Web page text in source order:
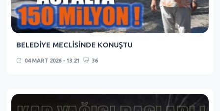
BELEDİYE MECLİSİNDE KONUŞTU
04 MART 2026 - 13:21 36